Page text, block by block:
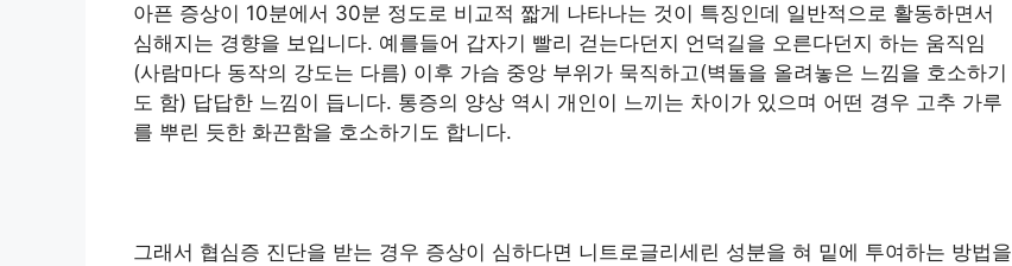
아픈 증상이 10분에서 30분 정도로 비교적 짧게 나타나는 것이 특징인데 일반적으로 활동하면서
심해지는 경향을 보입니다. 예를들어 갑자기 빨리 걷는다던지 언덕길을 오른다던지 하는 움직임
(사람마다 동작의 강도는 다름) 이후 가슴 중앙 부위가 묵직하고(벽돌을 올려놓은 느낌을 호소하기
도 함) 답답한 느낌이 듭니다. 통증의 양상 역시 개인이 느끼는 차이가 있으며 어떤 경우 고추 가루
를 뿌린 듯한 화끈함을 호소하기도 합니다.
그래서 협심증 진단을 받는 경우 증상이 심하다면 니트로글리세린 성분을 혀 밑에 투여하는 방법을